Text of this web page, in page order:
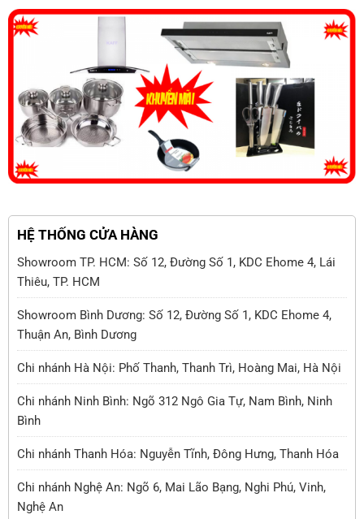
HỆ THỐNG CỬA HÀNG
Showroom TP. HCM: Số 12, Đường Số 1, KDC Ehome 4, Lái
Thiêu, TP. HCM
Showroom Bình Dương: Số 12, Đường Số 1, KDC Ehome 4,
Thuận An, Bình Dương
Chi nhánh Hà Nội: Phố Thanh, Thanh Trì, Hoàng Mai, Hà Nội
Chi nhánh Ninh Bình: Ngõ 312 Ngô Gia Tự, Nam Bình, Ninh
Bình
Chi nhánh Thanh Hóa: Nguyễn Tĩnh, Đông Hưng, Thanh Hóa
Chi nhánh Nghệ An: Ngõ 6, Mai Lão Bạng, Nghi Phú, Vinh,
Nghệ An